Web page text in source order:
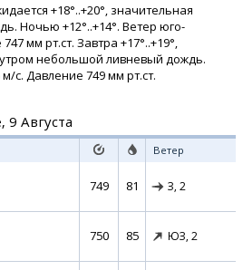
+18°..+20°, значительная
Ночью +12°..+14°. Ветер юго-
мм рт.ст. Завтра +17°..+19°,
небольшой ливневый дождь.
с. Давление 749 мм рт.ст.
9 Августа
Ветер
749 81 З, 2
750 85 ЮЗ, 2